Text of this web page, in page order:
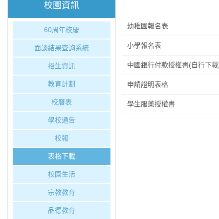
校園資訊
60周年校慶
面談結果查詢系統
招生資訊
教育計劃
校曆表
學校通告
校報
表格下載
校園生活
宗教教育
品德教育
幼稚園報名表
小學報名表
中國銀行付款授權書(自行下
申請證明表格
學生服藥授權書